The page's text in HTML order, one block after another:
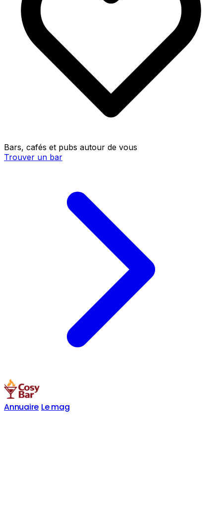
Bars, cafés et pubs autour de vous
Trouver un bar
Annuaire Le mag